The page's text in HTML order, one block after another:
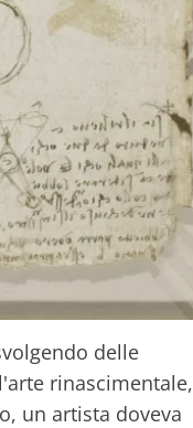
delle
rinascimentale,
un artista doveva